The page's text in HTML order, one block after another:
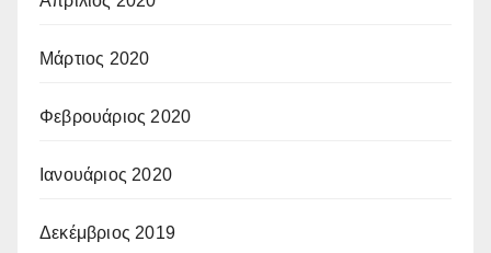
Μάρτιος 2020
Φεβρουάριος 2020
Ιανουάριος 2020
Δεκέμβριος 2019